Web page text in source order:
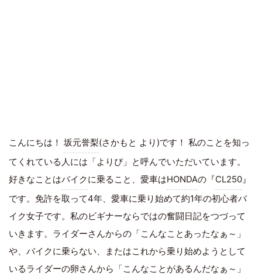
こんにちは！ 坂元誉梨(さかもと より)です！ 私のことを知っ
てくれている人には「よりぴ」と呼んでいただいています。
好きなことはバイクに乗ること、愛車はHONDAの『CL250』
です。免許を取って4年、愛車に乗り始めて約1年の初心者バ
イク女子です。私のビギナーならではの奮闘日記をつづって
いきます。ライダーさんからの「こんなことあったなぁ～」
や、バイクに乗らない、またはこれから乗り始めようとして
いるライダーの卵さんから「こんなことがあるんだなぁ～」